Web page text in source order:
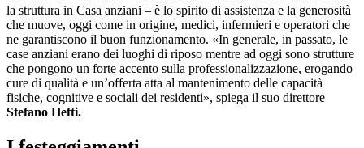
la struttura in Casa anziani – è lo spirito di assistenza e la generosità
che muove, oggi come in origine, medici, infermieri e operatori che
ne garantiscono il buon funzionamento. «In generale, in passato, le
case anziani erano dei luoghi di riposo mentre ad oggi sono strutture
che pongono un forte accento sulla professionalizzazione, erogando
cure di qualità e un’offerta atta al mantenimento delle capacità
fisiche, cognitive e sociali dei residenti», spiega il suo direttore
Stefano Hefti.